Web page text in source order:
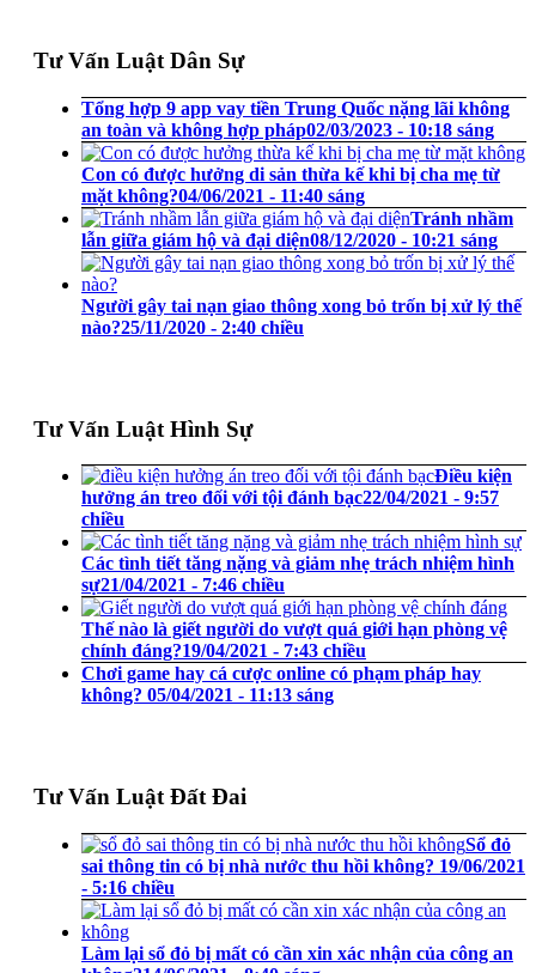
Tư Vấn Luật Dân Sự
Tổng hợp 9 app vay tiền Trung Quốc nặng lãi không
an toàn và không hợp pháp02/03/2023 - 10:18 sáng
Con có được hưởng di sản thừa kế khi bị cha mẹ từ
mặt không?04/06/2021 - 11:40 sáng
Tránh nhầm
lẫn giữa giám hộ và đại diện08/12/2020 - 10:21 sáng
Người gây tai nạn giao thông xong bỏ trốn bị xử lý thế
nào?25/11/2020 - 2:40 chiều
Tư Vấn Luật Hình Sự
Điều kiện
hưởng án treo đối với tội đánh bạc22/04/2021 - 9:57
chiều
Các tình tiết tăng nặng và giảm nhẹ trách nhiệm hình
sự21/04/2021 - 7:46 chiều
Thế nào là giết người do vượt quá giới hạn phòng vệ
chính đáng?19/04/2021 - 7:43 chiều
Chơi game hay cá cược online có phạm pháp hay
không? 05/04/2021 - 11:13 sáng
Tư Vấn Luật Đất Đai
Sổ đỏ
sai thông tin có bị nhà nước thu hồi không? 19/06/2021
- 5:16 chiều
Làm lại sổ đỏ bị mất có cần xin xác nhận của công an